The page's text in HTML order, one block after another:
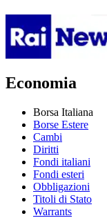
Economia
Borsa Italiana
Borse Estere
Cambi
Diritti
Fondi italiani
Fondi esteri
Obbligazioni
Titoli di Stato
Warrants